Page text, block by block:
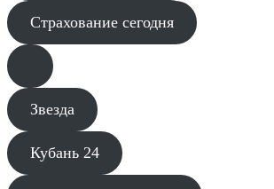
Страхование сегодня
Звезда
Кубань 24